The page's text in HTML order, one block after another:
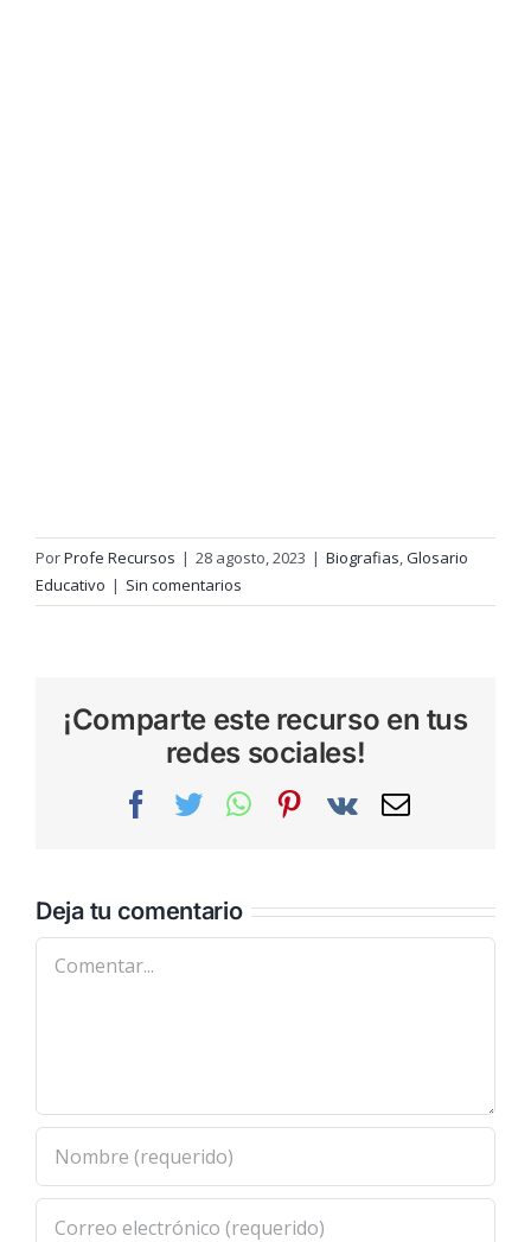
PorProfe Recursos | 28 agosto, 2023 | Biografias,Glosario
Educativo | Sin comentarios
¡Comparte este recurso en tus
redes sociales!
Facebook
TwitterWhatsAppPinterest
Vk
Correo
Deja tu comentario
Comentar